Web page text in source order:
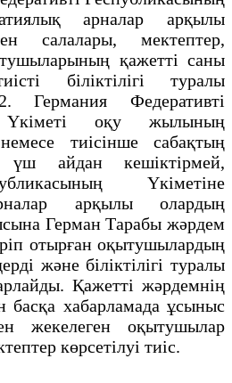
арналар арқылы
салалары, мектептер,
қажеттi саны
бiлiктiлiгi туралы
Федеративтi
Үкiметi оқу жылының
тиiсiнше сабақтың
үш айдан кешiктiрмей,
Үкiметiне
арқылы олардың
Герман Тарабы жәрдем
отырған оқытушылардың
және бiлiктiлiгi туралы
Қажеттi жәрдемнiң
хабарламада ұсыныс
жекелеген оқытушылар
көрсетiлуi тиiс.